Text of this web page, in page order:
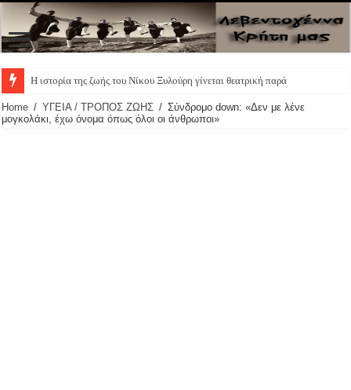
Η ιστορία της ζωής του Νίκου Ξυλούρη γίνεται θεατρική παράσταση
Home / ΥΓΕΙΑ / ΤΡΟΠΟΣ ΖΩΗΣ / Σύνδρομο down: «Δεν με λένε
μογκολάκι, έχω όνομα όπως όλοι οι άνθρωποι»